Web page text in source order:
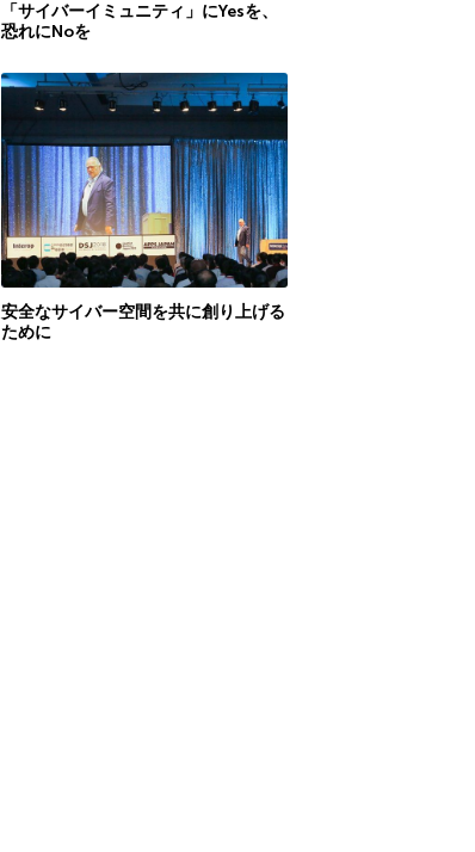
「サイバーイミュニティ」にYesを、
恐れにNoを
安全なサイバー空間を共に創り上げる
ために